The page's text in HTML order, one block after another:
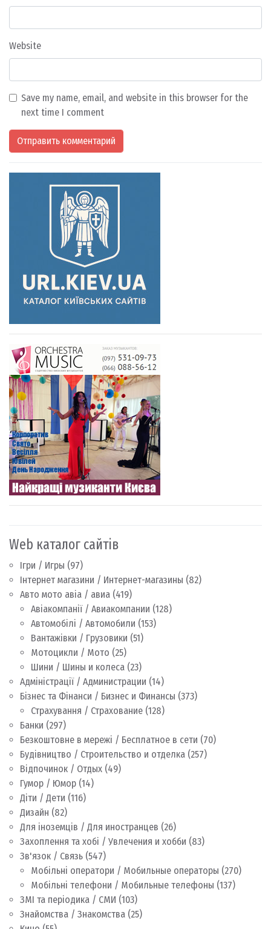
Web каталог сайтів
Ігри / Игры (97)
Інтернет магазини / Интернет-магазины (82)
Авто мото авіа / авиа (419)
Авіакомпанії / Авиакомпании (128)
Автомобілі / Автомобили (153)
Вантажівки / Грузовики (51)
Мотоцикли / Мото (25)
Шини / Шины и колеса (23)
Адміністрації / Администрации (14)
Бізнес та Фінанси / Бизнес и Финансы (373)
Страхування / Страхование (128)
Банки (297)
Безкоштовне в мережі / Бесплатное в сети (70)
Будівництво / Строительство и отделка (257)
Відпочинок / Отдых (49)
Гумор / Юмор (14)
Діти / Дети (116)
Дизайн (82)
Для іноземців / Для иностранцев (26)
Захоплення та хобі / Увлечения и хобби (83)
Зв'язок / Связь (547)
Мобільні оператори / Мобильные операторы (270)
Мобільні телефони / Мобильные телефоны (137)
ЗМІ та періодика / СМИ (103)
Знайомства / Знакомства (25)
Website
Save my name, email, and website in this browser for the
next time I comment